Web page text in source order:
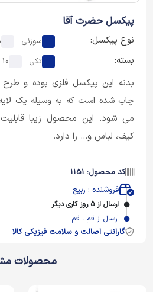
پیکسل حضرت آقا
نوع پیکسل: سوزنی
بسته: تکی 10 تایی
چاپ شده است که به وسیله یک
می شود. این محصول زیبا
کیف، لباس و... را دارد.
کد محصول: 1151
فروشنده : ربیع
ارسال از 5 روز کاری دیگر
ارسال از قم ، قم
گارانتی اصالت و سلامت فیزیکی کالا
محصولات